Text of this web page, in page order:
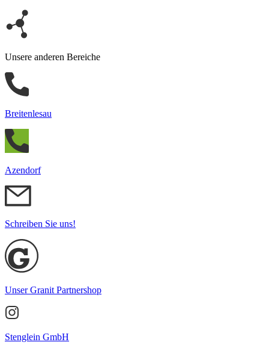
Unsere anderen Bereiche
Breitenlesau
Azendorf
Schreiben Sie uns!
Unser Granit Partnershop
Stenglein GmbH